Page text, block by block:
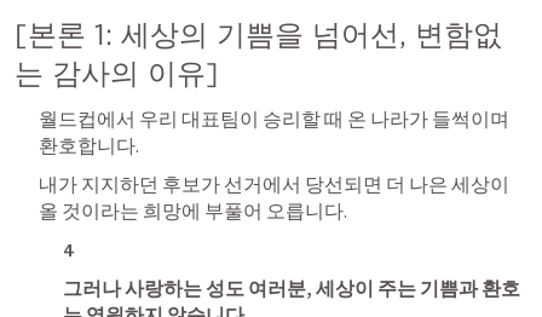
[본론 1: 세상의 기쁨을 넘어선, 변함없
는 감사의 이유]
월드컵에서 우리 대표팀이 승리할 때 온 나라가 들썩이며
환호합니다.
내가 지지하던 후보가 선거에서 당선되면 더 나은 세상이
올 것이라는 희망에 부풀어 오릅니다.
4
그러나 사랑하는 성도 여러분, 세상이 주는 기쁨과 환호